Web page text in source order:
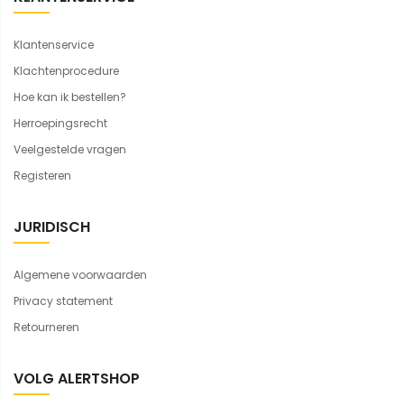
Klantenservice
Klachtenprocedure
Hoe kan ik bestellen?
Herroepingsrecht
Veelgestelde vragen
Registeren
JURIDISCH
Algemene voorwaarden
Privacy statement
Retourneren
VOLG ALERTSHOP